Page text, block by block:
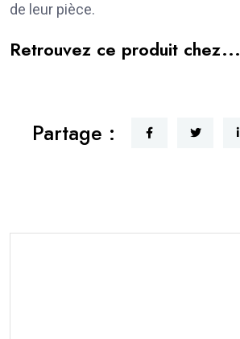
de leur pièce.
Retrouvez ce produit chez...
Partage :